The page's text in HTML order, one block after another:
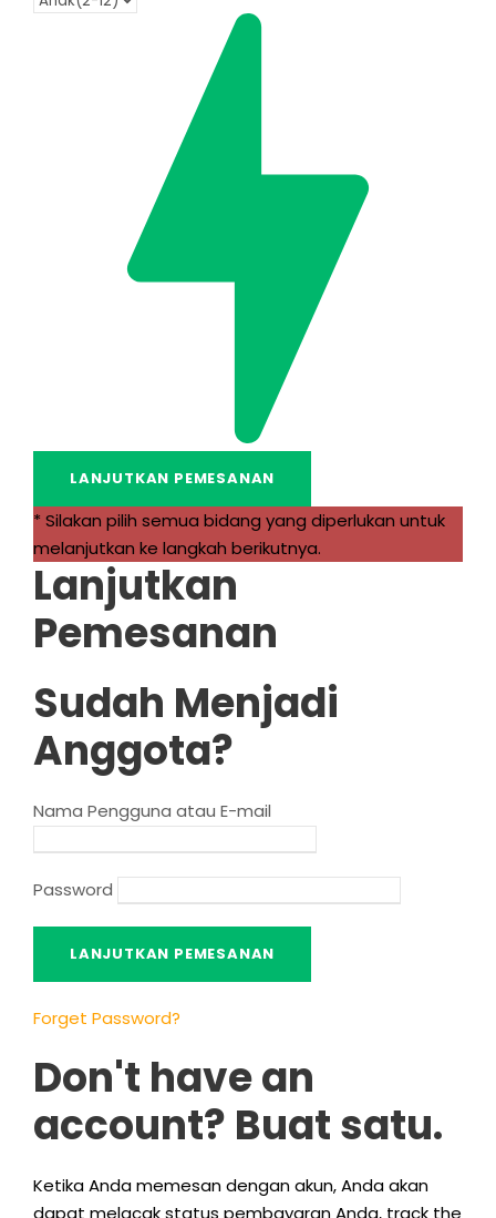
* Silakan pilih semua bidang yang diperlukan untuk
melanjutkan ke langkah berikutnya.
Lanjutkan
Pemesanan
Sudah Menjadi
Anggota?
Nama Pengguna atau E-mail
Password
Forget Password?
Don't have an
account? Buat satu.
Ketika Anda memesan dengan akun, Anda akan
dapat melacak status pembayaran Anda, track the